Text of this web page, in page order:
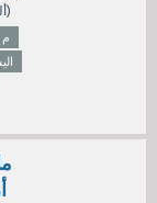
نقاط)
م